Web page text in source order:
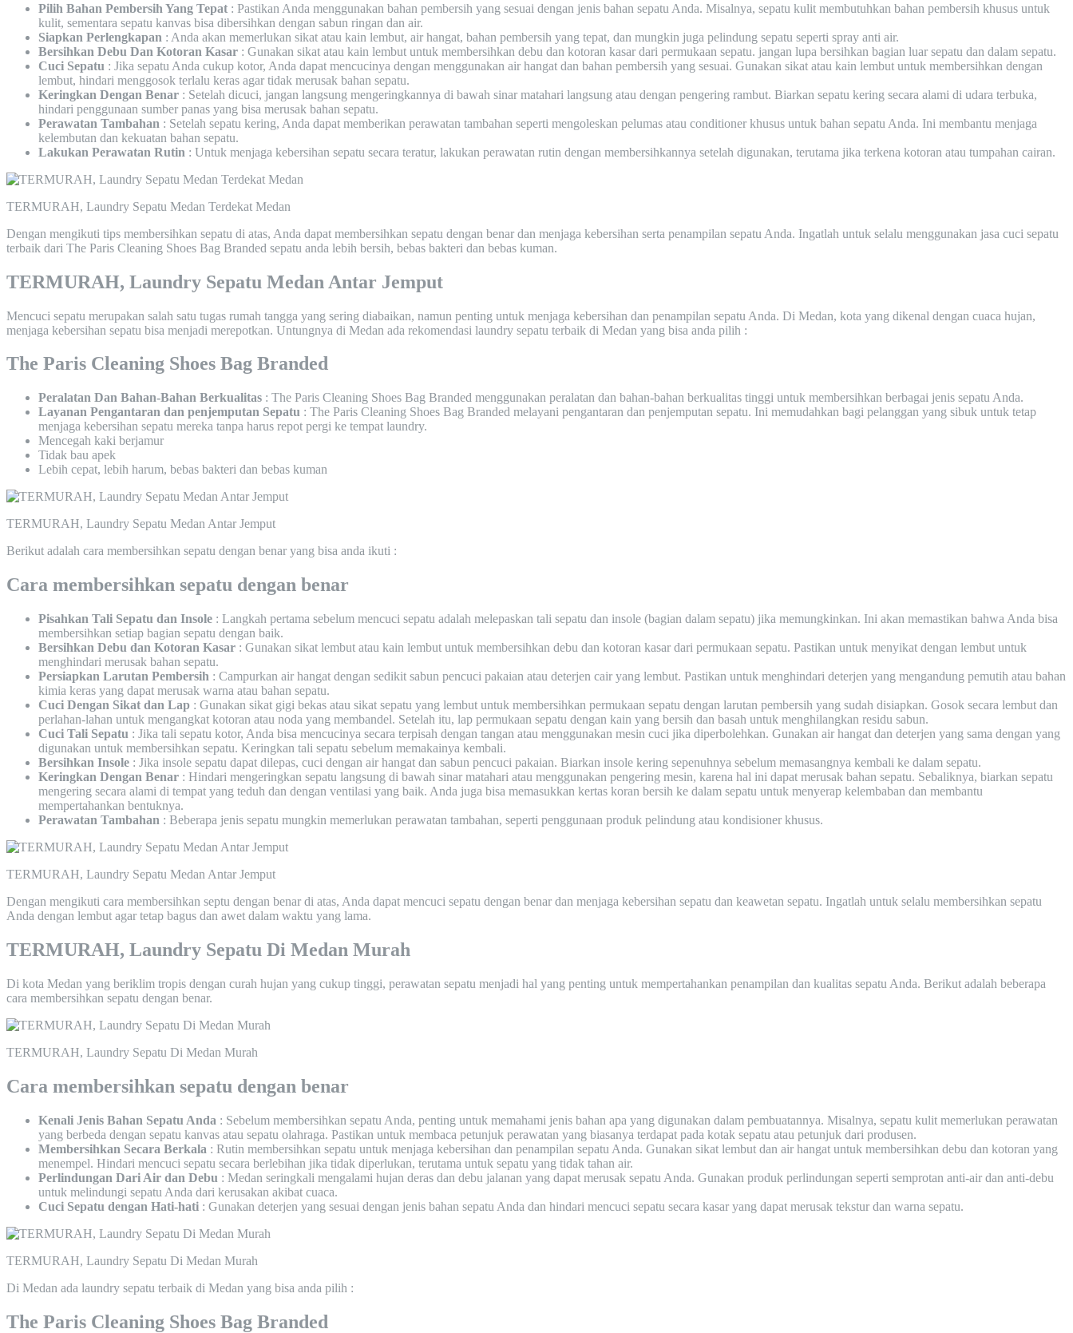
Pilih Bahan Pembersih Yang Tepat : Pastikan Anda menggunakan bahan pembersih yang sesuai dengan jenis bahan sepatu Anda. Misalnya, sepatu kulit membutuhkan bahan pembersih khusus untuk
kulit, sementara sepatu kanvas bisa dibersihkan dengan sabun ringan dan air.
Siapkan Perlengkapan : Anda akan memerlukan sikat atau kain lembut, air hangat, bahan pembersih yang tepat, dan mungkin juga pelindung sepatu seperti spray anti air.
Bersihkan Debu Dan Kotoran Kasar : Gunakan sikat atau kain lembut untuk membersihkan debu dan kotoran kasar dari permukaan sepatu. jangan lupa bersihkan bagian luar sepatu dan dalam sepatu.
Cuci Sepatu : Jika sepatu Anda cukup kotor, Anda dapat mencucinya dengan menggunakan air hangat dan bahan pembersih yang sesuai. Gunakan sikat atau kain lembut untuk membersihkan dengan
lembut, hindari menggosok terlalu keras agar tidak merusak bahan sepatu.
Keringkan Dengan Benar : Setelah dicuci, jangan langsung mengeringkannya di bawah sinar matahari langsung atau dengan pengering rambut. Biarkan sepatu kering secara alami di udara terbuka,
hindari penggunaan sumber panas yang bisa merusak bahan sepatu.
Perawatan Tambahan : Setelah sepatu kering, Anda dapat memberikan perawatan tambahan seperti mengoleskan pelumas atau conditioner khusus untuk bahan sepatu Anda. Ini membantu menjaga
kelembutan dan kekuatan bahan sepatu.
Lakukan Perawatan Rutin : Untuk menjaga kebersihan sepatu secara teratur, lakukan perawatan rutin dengan membersihkannya setelah digunakan, terutama jika terkena kotoran atau tumpahan cairan.
TERMURAH, Laundry Sepatu Medan Terdekat Medan
Dengan mengikuti tips membersihkan sepatu di atas, Anda dapat membersihkan sepatu dengan benar dan menjaga kebersihan serta penampilan sepatu Anda. Ingatlah untuk selalu menggunakan jasa cuci sepatu
terbaik dari The Paris Cleaning Shoes Bag Branded sepatu anda lebih bersih, bebas bakteri dan bebas kuman.
TERMURAH, Laundry Sepatu Medan Antar Jemput
Mencuci sepatu merupakan salah satu tugas rumah tangga yang sering diabaikan, namun penting untuk menjaga kebersihan dan penampilan sepatu Anda. Di Medan, kota yang dikenal dengan cuaca hujan,
menjaga kebersihan sepatu bisa menjadi merepotkan. Untungnya di Medan ada rekomendasi laundry sepatu terbaik di Medan yang bisa anda pilih :
The Paris Cleaning Shoes Bag Branded
Peralatan Dan Bahan-Bahan Berkualitas : The Paris Cleaning Shoes Bag Branded menggunakan peralatan dan bahan-bahan berkualitas tinggi untuk membersihkan berbagai jenis sepatu Anda.
Layanan Pengantaran dan penjemputan Sepatu : The Paris Cleaning Shoes Bag Branded melayani pengantaran dan penjemputan sepatu. Ini memudahkan bagi pelanggan yang sibuk untuk tetap
menjaga kebersihan sepatu mereka tanpa harus repot pergi ke tempat laundry.
Mencegah kaki berjamur
Tidak bau apek
Lebih cepat, lebih harum, bebas bakteri dan bebas kuman
TERMURAH, Laundry Sepatu Medan Antar Jemput
Berikut adalah cara membersihkan sepatu dengan benar yang bisa anda ikuti :
Cara membersihkan sepatu dengan benar
Pisahkan Tali Sepatu dan Insole : Langkah pertama sebelum mencuci sepatu adalah melepaskan tali sepatu dan insole (bagian dalam sepatu) jika memungkinkan. Ini akan memastikan bahwa Anda bisa
membersihkan setiap bagian sepatu dengan baik.
Bersihkan Debu dan Kotoran Kasar : Gunakan sikat lembut atau kain lembut untuk membersihkan debu dan kotoran kasar dari permukaan sepatu. Pastikan untuk menyikat dengan lembut untuk
menghindari merusak bahan sepatu.
Persiapkan Larutan Pembersih : Campurkan air hangat dengan sedikit sabun pencuci pakaian atau deterjen cair yang lembut. Pastikan untuk menghindari deterjen yang mengandung pemutih atau bahan
kimia keras yang dapat merusak warna atau bahan sepatu.
Cuci Dengan Sikat dan Lap : Gunakan sikat gigi bekas atau sikat sepatu yang lembut untuk membersihkan permukaan sepatu dengan larutan pembersih yang sudah disiapkan. Gosok secara lembut dan
perlahan-lahan untuk mengangkat kotoran atau noda yang membandel. Setelah itu, lap permukaan sepatu dengan kain yang bersih dan basah untuk menghilangkan residu sabun.
Cuci Tali Sepatu : Jika tali sepatu kotor, Anda bisa mencucinya secara terpisah dengan tangan atau menggunakan mesin cuci jika diperbolehkan. Gunakan air hangat dan deterjen yang sama dengan yang
digunakan untuk membersihkan sepatu. Keringkan tali sepatu sebelum memakainya kembali.
Bersihkan Insole : Jika insole sepatu dapat dilepas, cuci dengan air hangat dan sabun pencuci pakaian. Biarkan insole kering sepenuhnya sebelum memasangnya kembali ke dalam sepatu.
Keringkan Dengan Benar : Hindari mengeringkan sepatu langsung di bawah sinar matahari atau menggunakan pengering mesin, karena hal ini dapat merusak bahan sepatu. Sebaliknya, biarkan sepatu
mengering secara alami di tempat yang teduh dan dengan ventilasi yang baik. Anda juga bisa memasukkan kertas koran bersih ke dalam sepatu untuk menyerap kelembaban dan membantu
mempertahankan bentuknya.
Perawatan Tambahan : Beberapa jenis sepatu mungkin memerlukan perawatan tambahan, seperti penggunaan produk pelindung atau kondisioner khusus.
TERMURAH, Laundry Sepatu Medan Antar Jemput
Dengan mengikuti cara membersihkan septu dengan benar di atas, Anda dapat mencuci sepatu dengan benar dan menjaga kebersihan sepatu dan keawetan sepatu. Ingatlah untuk selalu membersihkan sepatu
Anda dengan lembut agar tetap bagus dan awet dalam waktu yang lama.
TERMURAH, Laundry Sepatu Di Medan Murah
Di kota Medan yang beriklim tropis dengan curah hujan yang cukup tinggi, perawatan sepatu menjadi hal yang penting untuk mempertahankan penampilan dan kualitas sepatu Anda. Berikut adalah beberapa
cara membersihkan sepatu dengan benar.
TERMURAH, Laundry Sepatu Di Medan Murah
Cara membersihkan sepatu dengan benar
Kenali Jenis Bahan Sepatu Anda : Sebelum membersihkan sepatu Anda, penting untuk memahami jenis bahan apa yang digunakan dalam pembuatannya. Misalnya, sepatu kulit memerlukan perawatan
yang berbeda dengan sepatu kanvas atau sepatu olahraga. Pastikan untuk membaca petunjuk perawatan yang biasanya terdapat pada kotak sepatu atau petunjuk dari produsen.
Membersihkan Secara Berkala : Rutin membersihkan sepatu untuk menjaga kebersihan dan penampilan sepatu Anda. Gunakan sikat lembut dan air hangat untuk membersihkan debu dan kotoran yang
menempel. Hindari mencuci sepatu secara berlebihan jika tidak diperlukan, terutama untuk sepatu yang tidak tahan air.
Perlindungan Dari Air dan Debu : Medan seringkali mengalami hujan deras dan debu jalanan yang dapat merusak sepatu Anda. Gunakan produk perlindungan seperti semprotan anti-air dan anti-debu
untuk melindungi sepatu Anda dari kerusakan akibat cuaca.
Cuci Sepatu dengan Hati-hati : Gunakan deterjen yang sesuai dengan jenis bahan sepatu Anda dan hindari mencuci sepatu secara kasar yang dapat merusak tekstur dan warna sepatu.
TERMURAH, Laundry Sepatu Di Medan Murah
Di Medan ada laundry sepatu terbaik di Medan yang bisa anda pilih :
The Paris Cleaning Shoes Bag Branded